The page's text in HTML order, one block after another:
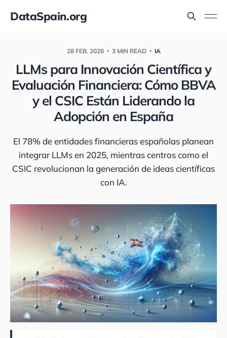
DataSpain.org
28 FEB. 2026 3 MIN READ IA
LLMs para Innovación Científica y
Evaluación Financiera: Cómo BBVA
y el CSIC Están Liderando la
Adopción en España
El 78% de entidades financieras españolas planean
integrar LLMs en 2025, mientras centros como el
CSIC revolucionan la generación de ideas científicas
con IA.